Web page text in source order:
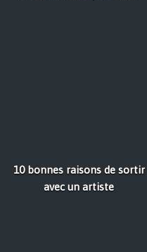
10 bonnes raisons de sortir
avec un artiste